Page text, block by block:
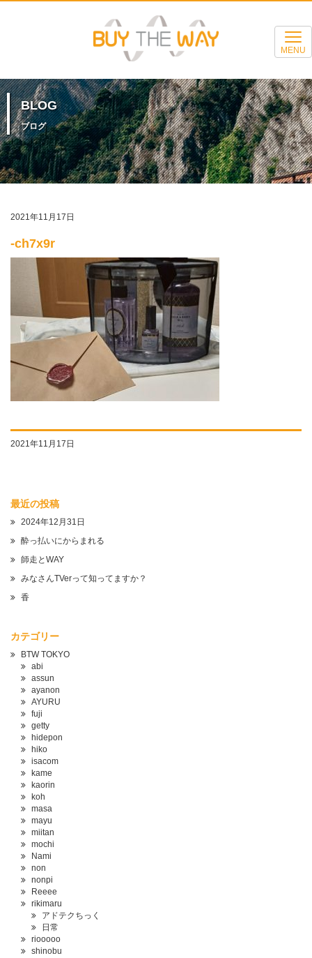
MENU
BLOG
ブログ
2021年11月17日
-ch7x9r
2021年11月17日
最近の投稿
2024年12月31日
酔っ払いにからまれる
師走とWAY
みなさんTVerって知ってますか？
香
カテゴリー
BTW TOKYO
abi
assun
ayanon
AYURU
fuji
getty
hidepon
hiko
isacom
kame
kaorin
koh
masa
mayu
miitan
mochi
Nami
non
nonpi
Reeee
rikimaru
アドテクちっく
日常
riooooo
shinobu